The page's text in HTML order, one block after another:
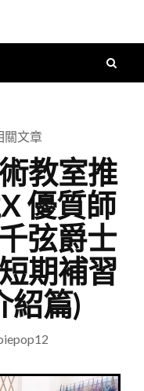
關文章
教室推
優質師
弦爵士
期補習
紹篇)